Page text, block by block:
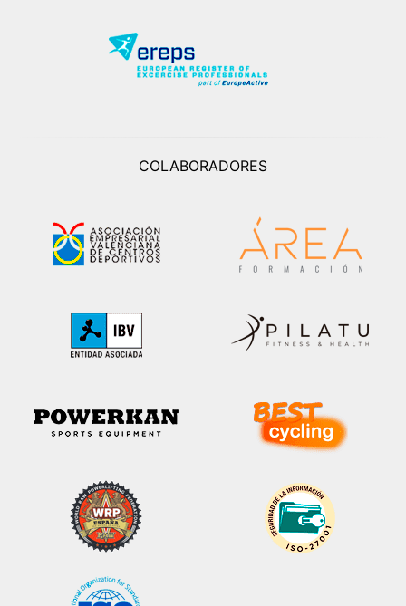
COLABORADORES